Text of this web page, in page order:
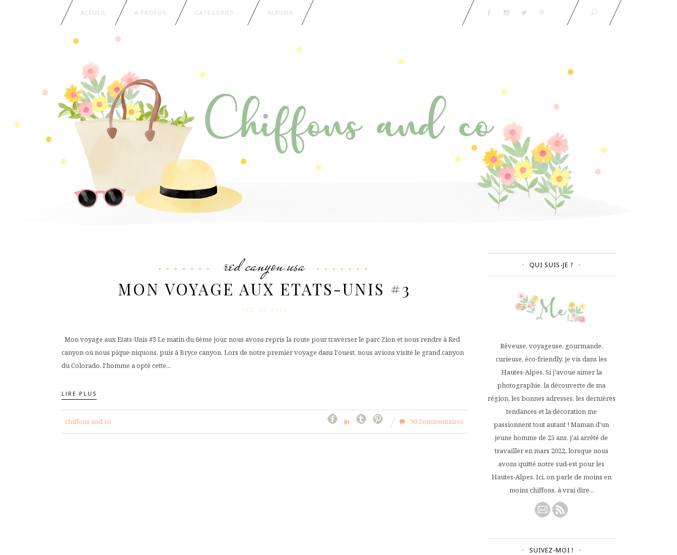
ACCUEIL A PROPOS CATÉGORIES… ALBUMS
red canyon, usa
MON VOYAGE AUX ETATS-UNIS #3
JUIL 30. 2014
Mon voyage aux Etats-Unis #3 Le matin du 6ème jour, nous avons repris la route pour traverser le parc Zion et nous rendre à Red
canyon où nous pique-niquons, puis à Bryce canyon. Lors de notre premier voyage dans l'ouest, nous avions visité le grand canyon
du Colorado, l'homme a opté cette...
LIRE PLUS
chiffons and co 90 Commentaires
QUI SUIS-JE ?
Rêveuse, voyageuse, gourmande,
curieuse, éco-friendly, je vis dans les
Hautes-Alpes. Si j'avoue aimer la
photographie, la découverte de ma
région, les bonnes adresses, les dernières
tendances et la décoration me
passionnent tout autant ! Maman d'un
jeune homme de 25 ans, j'ai arrêté de
travailler en mars 2022, lorsque nous
avons quitté notre sud-est pour les
Hautes-Alpes. Ici, on parle de moins en
moins chiffons, à vrai dire...
SUIVEZ-MOI !